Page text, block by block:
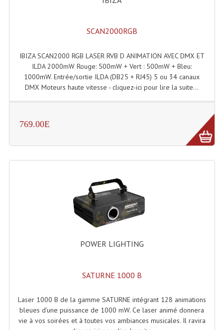
SCAN2000RGB
IBIZA SCAN2000 RGB LASER RVB D ANIMATION AVEC DMX ET
ILDA 2000mW Rouge: 500mW + Vert : 500mW + Bleu:
1000mW. Entrée/sortie ILDA (DB25 + RJ45) 5 ou 34 canaux
DMX Moteurs haute vitesse - cliquez-ici pour lire la suite...
769.00E
POWER LIGHTING
SATURNE 1000 B
Laser 1000 B de la gamme SATURNE intégrant 128 animations
bleues d’une puissance de 1000 mW. Ce laser animé donnera
vie à vos soirées et à toutes vos ambiances musicales. Il ravira